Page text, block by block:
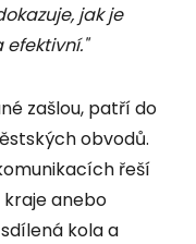
jak je
zašlou, patří do
obvodů.
řeší
kraje anebo
kola a